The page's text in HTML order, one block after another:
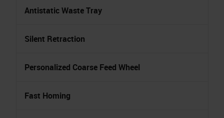
Antistatic Waste Tray
Silent Retraction
Personalized Coarse Feed Wheel
Fast Homing